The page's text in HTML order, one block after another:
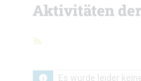
Aktivitäten
Es wurde leider